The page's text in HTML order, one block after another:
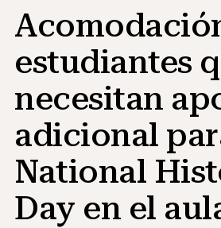
Herramientas para el aula
Cursos
institutos
Enseñanza de
Investigación
Asesoramiento a
Noticias y Eventos
estudiantes
necesitan
adicional
National
Day en el